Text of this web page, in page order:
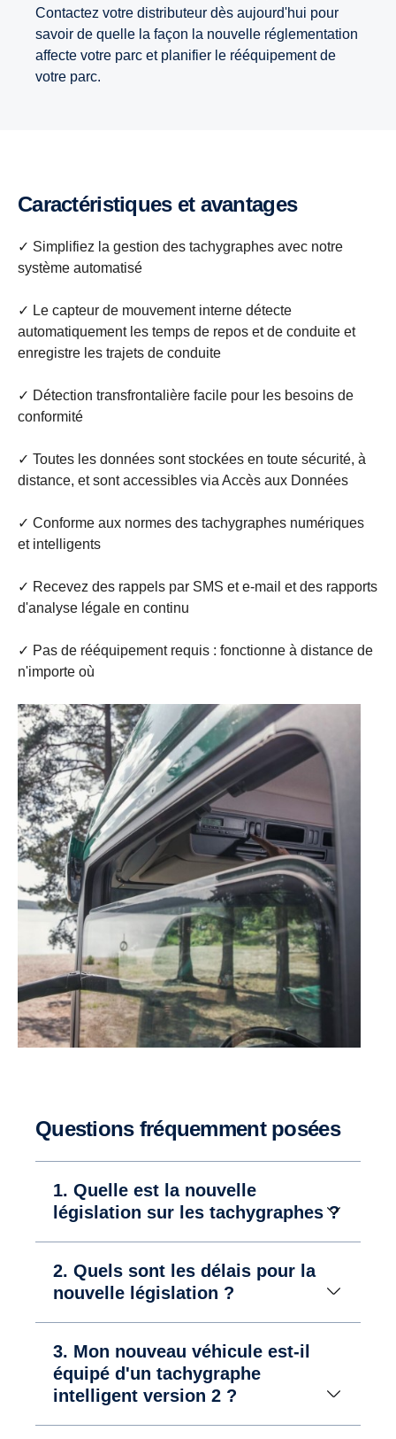
Contactez votre distributeur dès aujourd'hui pour
savoir de quelle la façon la nouvelle réglementation
affecte votre parc et planifier le rééquipement de
votre parc.
Caractéristiques et avantages
✓ Simplifiez la gestion des tachygraphes avec notre
système automatisé
✓ Le capteur de mouvement interne détecte
automatiquement les temps de repos et de conduite et
enregistre les trajets de conduite
✓ Détection transfrontalière facile pour les besoins de
conformité
✓ Toutes les données sont stockées en toute sécurité, à
distance, et sont accessibles via Accès aux Données
✓ Conforme aux normes des tachygraphes numériques
et intelligents
✓ Recevez des rappels par SMS et e-mail et des rapports
d'analyse légale en continu
✓ Pas de rééquipement requis : fonctionne à distance de
n'importe où
Questions fréquemment posées
1. Quelle est la nouvelle
législation sur les tachygraphes ?
2. Quels sont les délais pour la
nouvelle législation ?
3. Mon nouveau véhicule est-il
équipé d'un tachygraphe
intelligent version 2 ?